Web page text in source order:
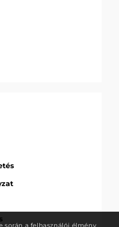
során a felhasználói élmény